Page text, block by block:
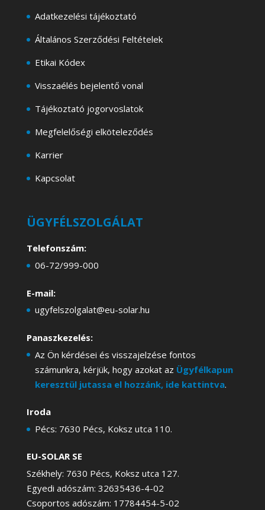
Adatkezelési tájékoztató
Általános Szerződési Feltételek
Etikai Kódex
Visszaélés bejelentő vonal
Tájékoztató jogorvoslatok
Megfelelőségi elköteleződés
Karrier
Kapcsolat
ÜGYFÉLSZOLGÁLAT
Telefonszám:
06-72/999-000
E-mail:
ugyfelszolgalat@eu-solar.hu
Panaszkezelés:
Az Ön kérdései és visszajelzése fontos
számunkra, kérjük, hogy azokat az Ügyfélkapun
keresztül jutassa el hozzánk, ide kattintva.
Iroda
Pécs: 7630 Pécs, Koksz utca 110.
EU-SOLAR SE
Székhely: 7630 Pécs, Koksz utca 127.
Egyedi adószám: 32635436-4-02
Csoportos adószám: 17784454-5-02